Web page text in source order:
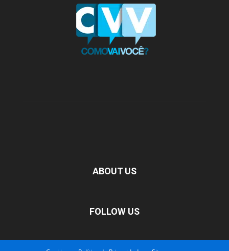
ABOUT US
FOLLOW US